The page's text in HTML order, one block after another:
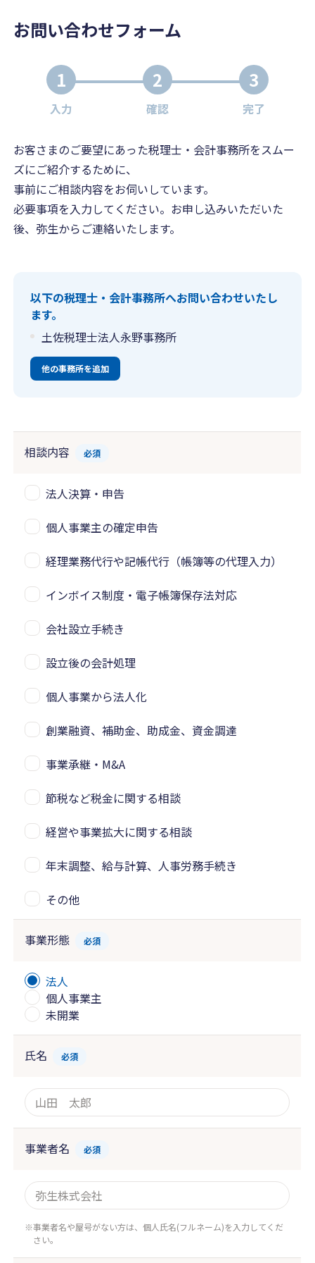
お問い合わせフォーム
1
入力
2
確認
3
完了
お客さまのご要望にあった税理士・会計事務所をスムー
ズにご紹介するために、
事前にご相談内容をお伺いしています。
必要事項を入力してください。お申し込みいただいた
後、弥生からご連絡いたします。
以下の税理士・会計事務所へお問い合わせいたし
ます。
土佐税理士法人永野事務所
他の事務所を追加
相談内容 必須
法人決算・申告
個人事業主の確定申告
経理業務代行や記帳代行（帳簿等の代理入力）
インボイス制度・電子帳簿保存法対応
会社設立手続き
設立後の会計処理
個人事業から法人化
創業融資、補助金、助成金、資金調達
事業承継・M&A
節税など税金に関する相談
経営や事業拡大に関する相談
年末調整、給与計算、人事労務手続き
その他
事業形態 必須
法人
個人事業主
未開業
氏名 必須
事業者名 必須
事業者名や屋号がない方は、個人氏名(フルネーム)を入力してくだ
さい。